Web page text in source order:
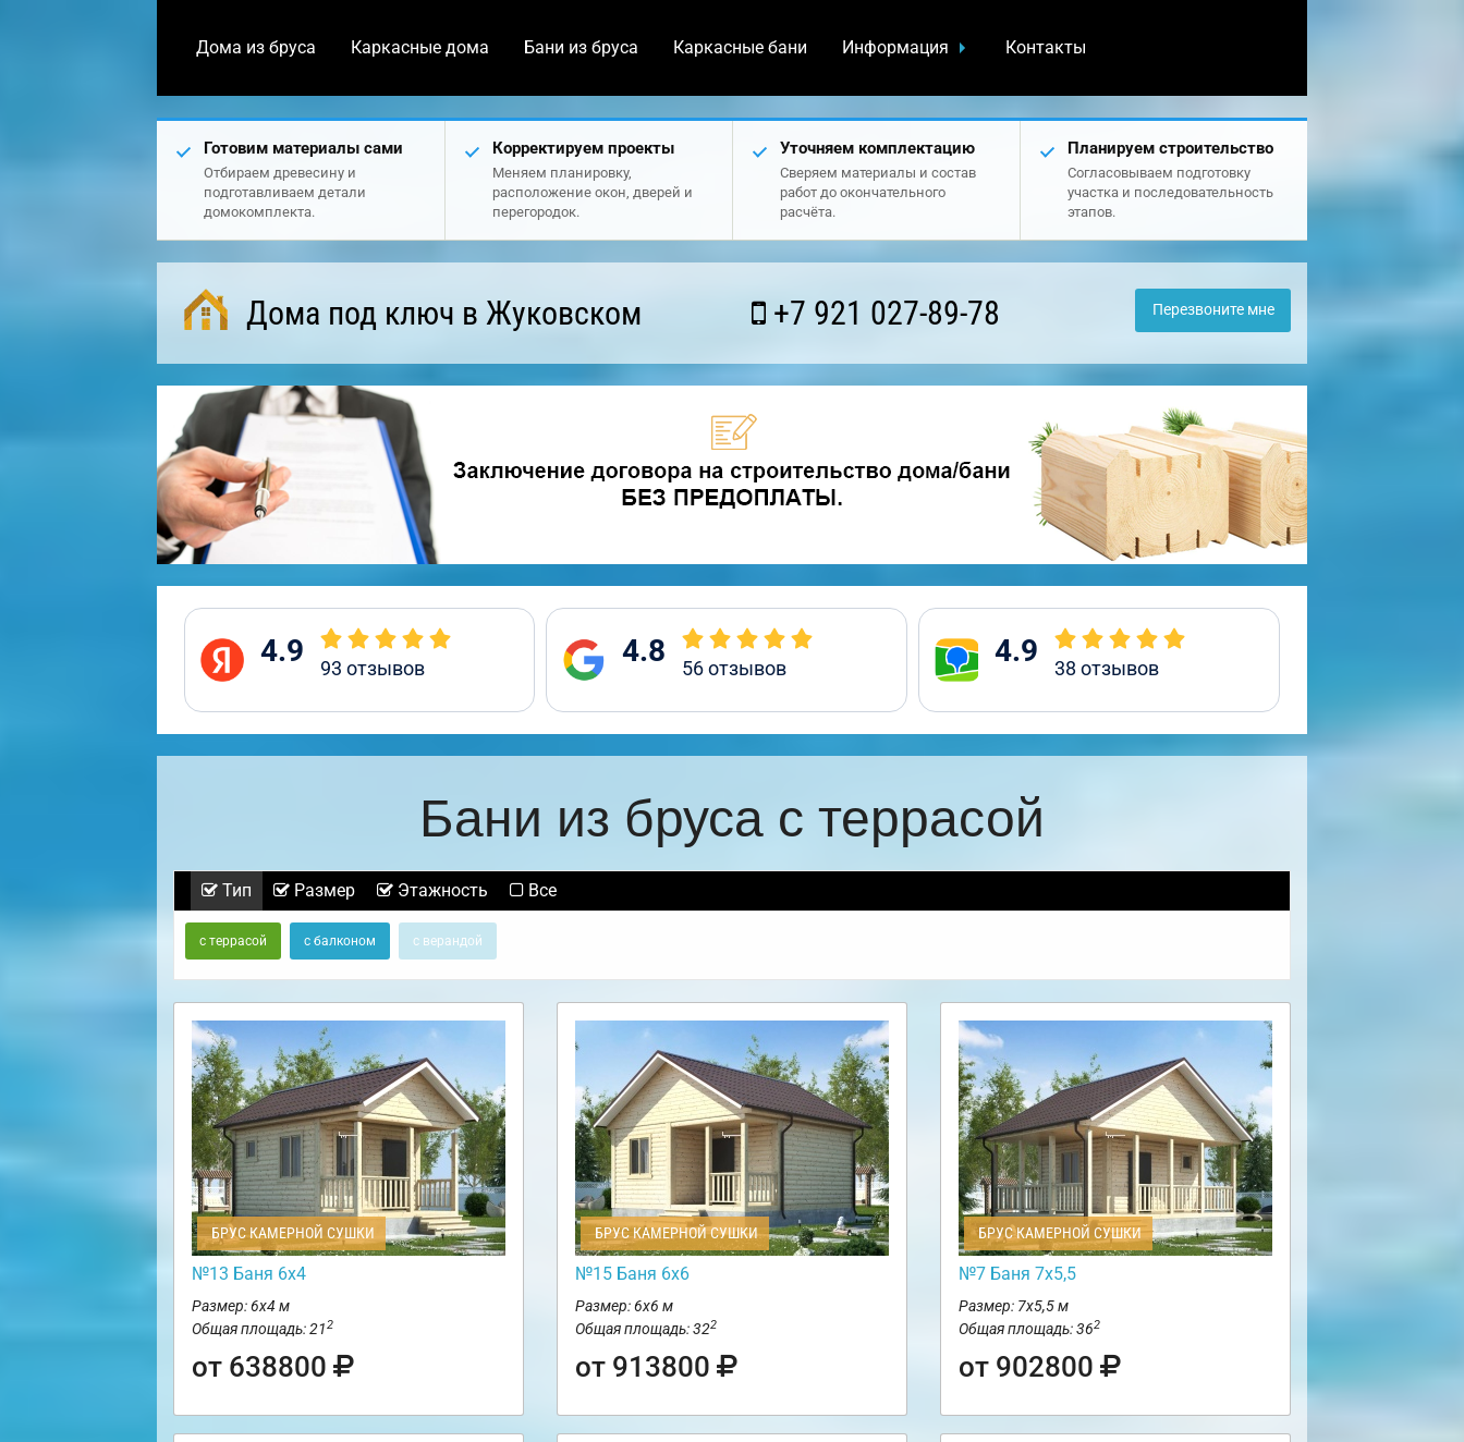
Дома из бруса Каркасные дома Бани из бруса Каркасные бани Информация Контакты
Готовим материалы сами
Отбираем древесину и
подготавливаем детали
домокомплекта.
Корректируем проекты
Меняем планировку,
расположение окон, дверей и
перегородок.
Уточняем комплектацию
Сверяем материалы и состав
работ до окончательного
расчёта.
Планируем строительство
Согласовываем подготовку
участка и последовательность
этапов.
Дома под ключ в Жуковском +7 921 027-89-78 Перезвоните мне
4.9 93 отзывов 4.8 56отзывов 4.9 38 отзывов
Бани из бруса с террасой
Тип Размер Этажность Все
с террасой с балконом с верандой
БРУС КАМЕРНОЙ СУШКИ
№13 Баня 6х4
Размер: 6х4 м
Общая площадь: 212
от 638800
БРУС КАМЕРНОЙ СУШКИ
№15 Баня 6х6
Размер: 6х6 м
Общая площадь: 322
от 913800
БРУС КАМЕРНОЙ СУШКИ
№7 Баня 7х5,5
Размер: 7х5,5 м
Общая площадь: 362
от 902800